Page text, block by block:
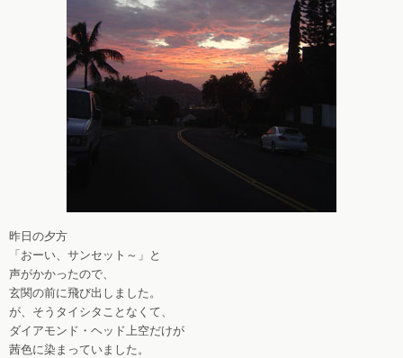
昨日の夕方
「おーい、サンセット～」と
声がかかったので、
玄関の前に飛び出しました。
が、そうタイシタことなくて、
ダイアモンド・ヘッド上空だけが
茜色に染まっていました。